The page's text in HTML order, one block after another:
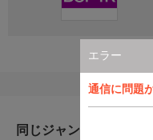
エラー
通信に問題
同じジャンルのおすす